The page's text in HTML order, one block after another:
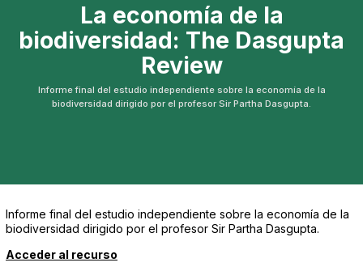
La economía de la
biodiversidad: The Dasgupta
Review
Informe final del estudio independiente sobre la economía de la
biodiversidad dirigido por el profesor Sir Partha Dasgupta.
Informe final del estudio independiente sobre la economía de la
biodiversidad dirigido por el profesor Sir Partha Dasgupta.
Acceder al recurso